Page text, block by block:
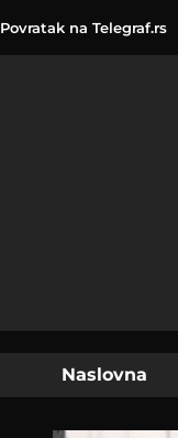
Povratak na Telegraf.rs
Naslovna